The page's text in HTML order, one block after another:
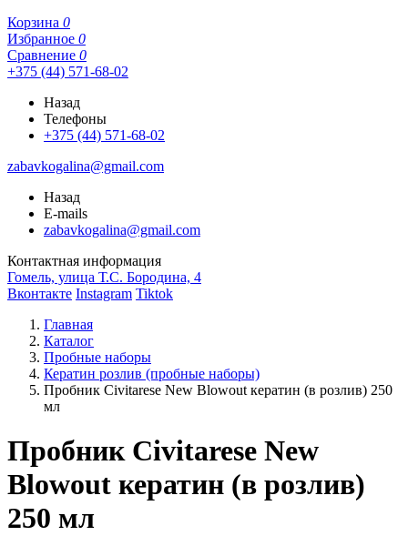
Корзина 0
Избранное 0
Сравнение 0
+375 (44) 571-68-02
Назад
Телефоны
+375 (44) 571-68-02
zabavkogalina@gmail.com
Назад
E-mails
zabavkogalina@gmail.com
Контактная информация
Гомель, улица Т.С. Бородина, 4
Вконтакте Instagram Tiktok
Главная
Каталог
Пробные наборы
Кератин розлив (пробные наборы)
Пробник Civitarese New Blowout кератин (в розлив) 250
мл
Пробник Civitarese New
Blowout кератин (в розлив)
250 мл